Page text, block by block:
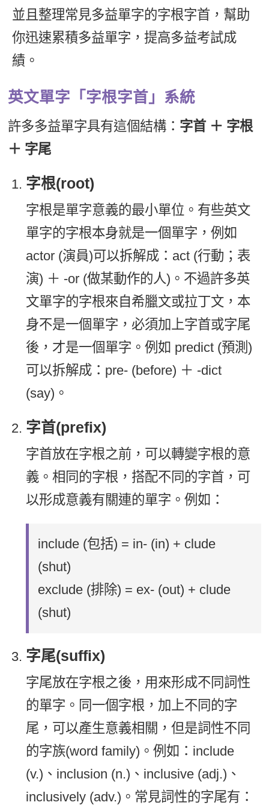
並且整理常見多益單字的字根字首，幫助
你迅速累積多益單字，提高多益考試成
績。
英文單字「字根字首」系統
許多多益單字具有這個結構： 字首 ＋ 字根
＋ 字尾
字根(root)
字根是單字意義的最小單位。有些英文
單字的字根本身就是一個單字，例如
actor (演員)可以拆解成：act (行動；表
演) ＋ -or (做某動作的人)。不過許多英
文單字的字根來自希臘文或拉丁文，本
身不是一個單字，必須加上字首或字尾
後，才是一個單字。例如 predict (預測)
可以拆解成：pre- (before) ＋ -dict
(say)。
字首(prefix)
字首放在字根之前，可以轉變字根的意
義。相同的字根，搭配不同的字首，可
以形成意義有關連的單字。例如：
include (包括) = in- (in) + clude
(shut)
exclude (排除) = ex- (out) + clude
(shut)
字尾(suffix)
字尾放在字根之後，用來形成不同詞性
的單字。同一個字根，加上不同的字
尾，可以產生意義相關，但是詞性不同
的字族(word family)。例如：include
(v.)、inclusion (n.)、inclusive (adj.)、
inclusively (adv.)。常見詞性的字尾有：